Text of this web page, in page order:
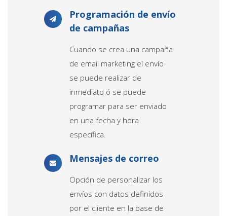
Programación de envío
de campañas
Cuando se crea una campaña
de email marketing el envío
se puede realizar de
inmediato ó se puede
programar para ser enviado
en una fecha y hora
específica.
Mensajes de correo
Opción de personalizar los
envíos con datos definidos
por el cliente en la base de